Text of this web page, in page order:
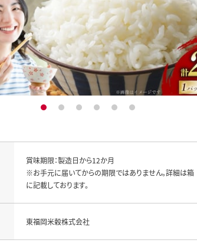
1 2 3 4 5 6
賞味期限：製造日から12か月
※お手元に届いてからの期限ではありません。詳細は箱
に記載しております。
東福岡米穀株式会社